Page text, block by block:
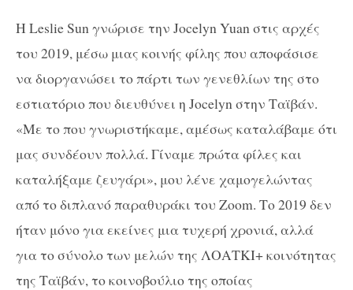
H Leslie Sun γνώρισε την Jocelyn Yuan στις αρχές
του 2019, μέσω μιας κοινής φίλης που αποφάσισε
να διοργανώσει το πάρτι των γενεθλίων της στο
εστιατόριο που διευθύνει η Jocelyn στην Ταϊβάν.
«Με το που γνωριστήκαμε, αμέσως καταλάβαμε ότι
μας συνδέουν πολλά. Γίναμε πρώτα φίλες και
καταλήξαμε ζευγάρι», μου λένε χαμογελώντας
από το διπλανό παραθυράκι του Zoom. Το 2019 δεν
ήταν μόνο για εκείνες μια τυχερή χρονιά, αλλά
για το σύνολο των μελών της ΛΟΑΤΚΙ+ κοινότητας
της Ταϊβάν, το κοινοβούλιο της οποίας